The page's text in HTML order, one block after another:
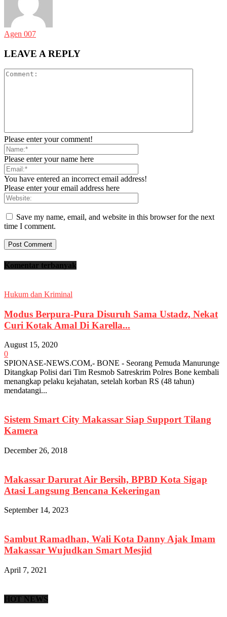
Agen 007
LEAVE A REPLY
Please enter your comment!
Please enter your name here
You have entered an incorrect email address!
Please enter your email address here
Save my name, email, and website in this browser for the next
time I comment.
Komentar terbanyak
Hukum dan Kriminal
Modus Berpura-Pura Disuruh Sama Ustadz, Nekat
Curi Kotak Amal Di Karella...
August 15, 2020
0
SPIONASE-NEWS.COM,- BONE - Seorang Pemuda Manurunge
Ditangkap Polisi dari Tim Resmob Satreskrim Polres Bone kembali
menangkap pelaku kejahatan, setelah korban RS (48 tahun)
mendatangi...
Sistem Smart City Makassar Siap Support Tilang
Kamera
December 26, 2018
Makassar Darurat Air Bersih, BPBD Kota Sigap
Atasi Langsung Bencana Kekeringan
September 14, 2023
Sambut Ramadhan, Wali Kota Danny Ajak Imam
Makassar Wujudkan Smart Mesjid
April 7, 2021
HOT NEWS